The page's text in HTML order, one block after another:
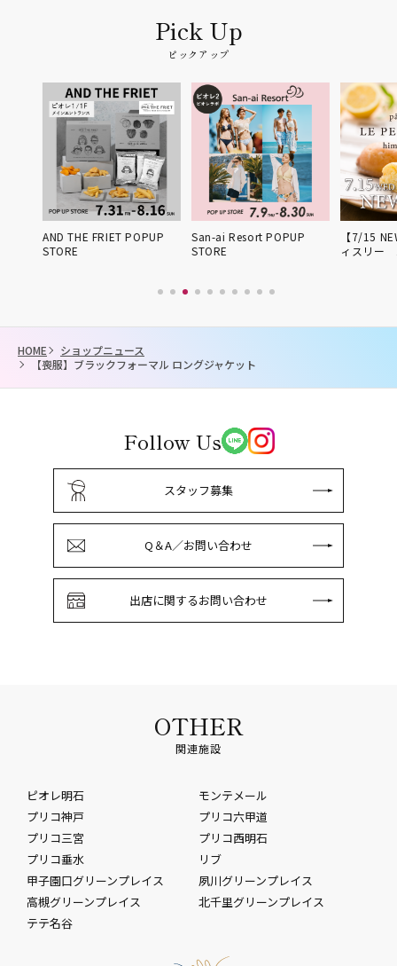
ピックアップ
AND THE FRIET POPUP
STORE
San-ai Resort POPUP
STORE
【7/15
ィスリー
HOME
ショップニュース
【喪服】ブラックフォーマル ロングジャケット
Follow Us
スタッフ募集
Q＆A／お問い合わせ
出店に関するお問い合わせ
OTHER
関連施設
ピオレ明石
モンテメール
プリコ神戸
プリコ六甲道
プリコ三宮
プリコ西明石
プリコ垂水
リブ
甲子園口グリーンプレイス
夙川グリーンプレイス
高槻グリーンプレイス
北千里グリーンプレイス
テテ名谷